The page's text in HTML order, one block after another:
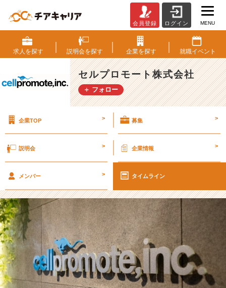
0
月
オ
ン
ラ
イ
会
談
約
受
付
開
始！
【セ
ル
プ
ロ
会員登録 ログイン MENU
求人を探す 説明会を探す 企業を探す 就職イベント
セルプロモート株式会社
＋ フォロー
企業TOP > 募集 >
説明会 > 企業情報 >
メンバー > タイムライン